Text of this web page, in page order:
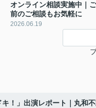
オンライン相談実施中｜
前のご相談もお気軽に
2026.06.19
！」出演レポート｜丸和